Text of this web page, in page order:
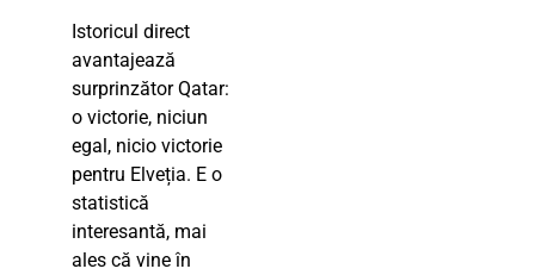
Istoricul direct
avantajează
surprinzător Qatar:
o victorie, niciun
egal, nicio victorie
pentru Elveția. E o
statistică
interesantă, mai
ales că vine în